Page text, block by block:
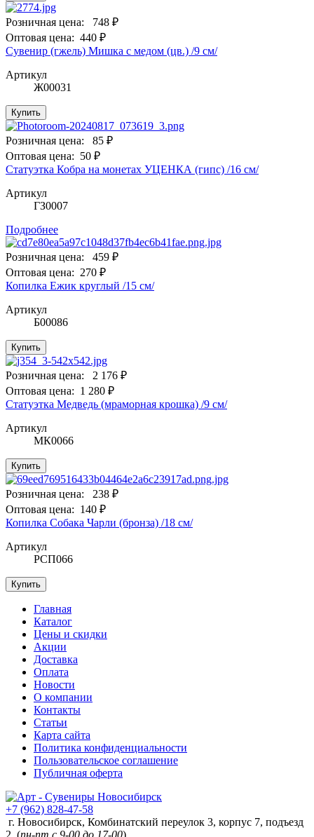
Розничная цена:
748 ₽
Оптовая цена: 440 ₽
Сувенир (гжель) Мишка с медом (цв.) /9 см/
Артикул
Ж00031
Купить
Розничная цена:
85 ₽
Оптовая цена: 50 ₽
Статуэтка Кобра на монетах УЦЕНКА (гипс) /16 см/
Артикул
ГЗ0007
Подробнее
Розничная цена:
459 ₽
Оптовая цена: 270 ₽
Копилка Ежик круглый /15 см/
Артикул
Б00086
Купить
Розничная цена:
2 176 ₽
Оптовая цена: 1 280 ₽
Статуэтка Медведь (мраморная крошка) /9 см/
Артикул
МК0066
Купить
Розничная цена:
238 ₽
Оптовая цена: 140 ₽
Копилка Собака Чарли (бронза) /18 см/
Артикул
РСП066
Купить
Главная
Каталог
Цены и скидки
Акции
Доставка
Оплата
Новости
О компании
Контакты
Статьи
Карта сайта
Политика конфиденциальности
Пользовательское соглашение
Публичная оферта
+7 (962) 828-47-58
г. Новосибирск, Комбинатский переулок 3, корпус 7, подъезд
2 (пн-пт с 9-00 до 17-00)